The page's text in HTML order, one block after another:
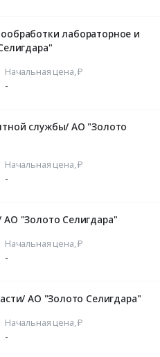
лабораторное и
Начальная цена, ₽
-
службы/ АО "Золото
Начальная цена, ₽
-
"Золото Селигдара"
Начальная цена, ₽
-
АО "Золото Селигдара"
Начальная цена, ₽
-